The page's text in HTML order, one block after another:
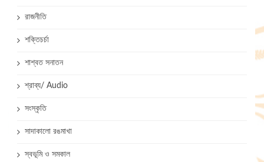
রাজনীতি
শক্তিচর্চা
শাশ্বত সনাতন
শ্রাব্য/ Audio
সংস্কৃতি
সাদাকালো রঙমাখা
স্বভূমি ও সমকাল